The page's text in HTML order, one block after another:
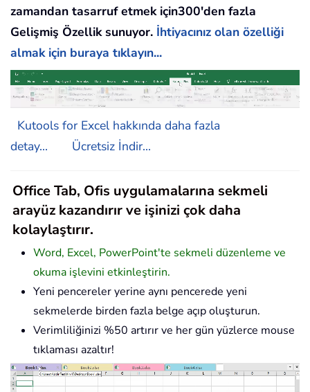
zamandan tasarruf etmek için300'den fazla
Gelişmiş Özellik sunuyor. İhtiyacınız olan özelliği
almak için buraya tıklayın...
Kutools for Excel hakkında daha fazla
detay...
Ücretsiz İndir...
Office Tab, Ofis uygulamalarına sekmeli
arayüz kazandırır ve işinizi çok daha
kolaylaştırır.
Word, Excel, PowerPoint'te sekmeli düzenleme ve
okuma işlevini etkinleştirin.
Yeni pencereler yerine aynı pencerede yeni
sekmelerde birden fazla belge açıp oluşturun.
Verimliliğinizi %50 artırır ve her gün yüzlerce mouse
tıklaması azaltır!